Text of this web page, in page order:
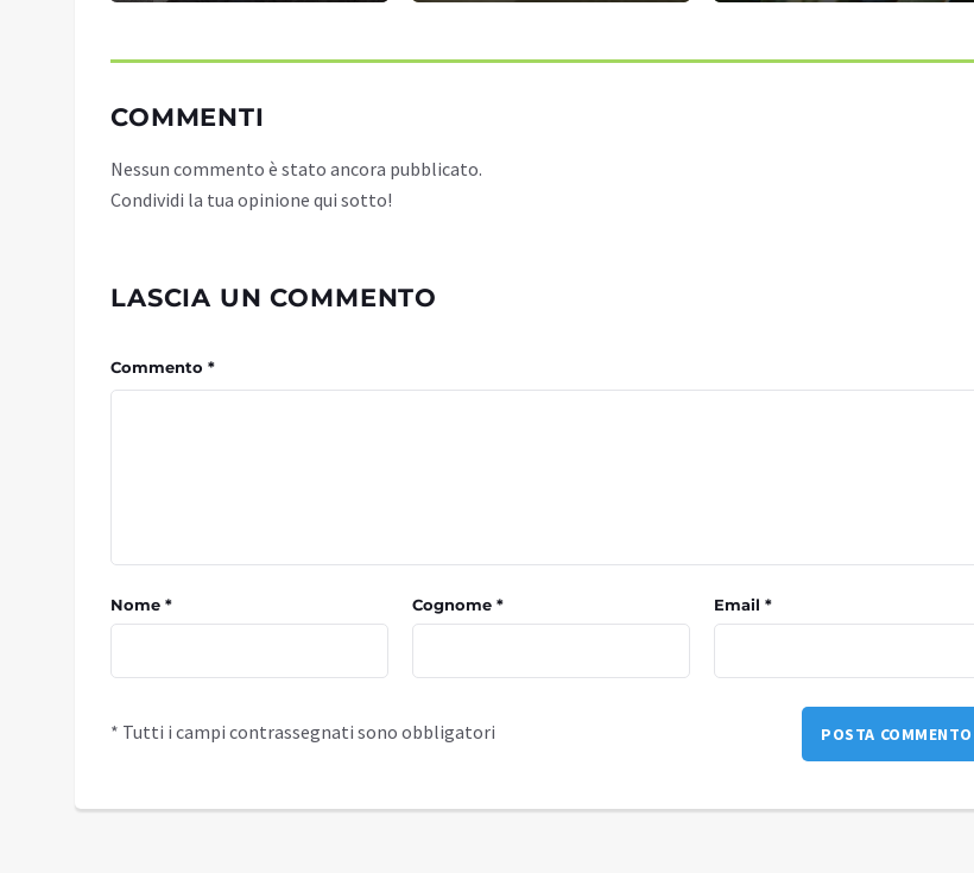
COMMENTI
Nessun commento è stato ancora pubblicato.
Condividi la tua opinione qui sotto!
LASCIA UN COMMENTO
Commento *
Nome * Cognome * Email *
* Tutti i campi contrassegnati sono obbligatori